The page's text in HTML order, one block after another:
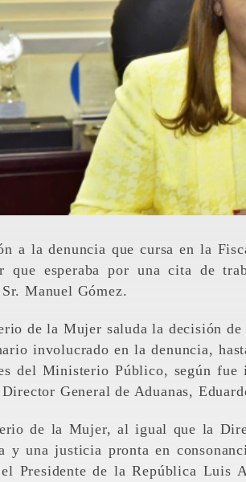
que esperaba por una cita de
Manuel Gómez.
de la Mujer saluda la decisión de
involucrado en la denuncia,
del Ministerio Público, según
General de Aduanas,
de la Mujer, al igual que la
y una justicia pronta en
el Presidente de la República Luis